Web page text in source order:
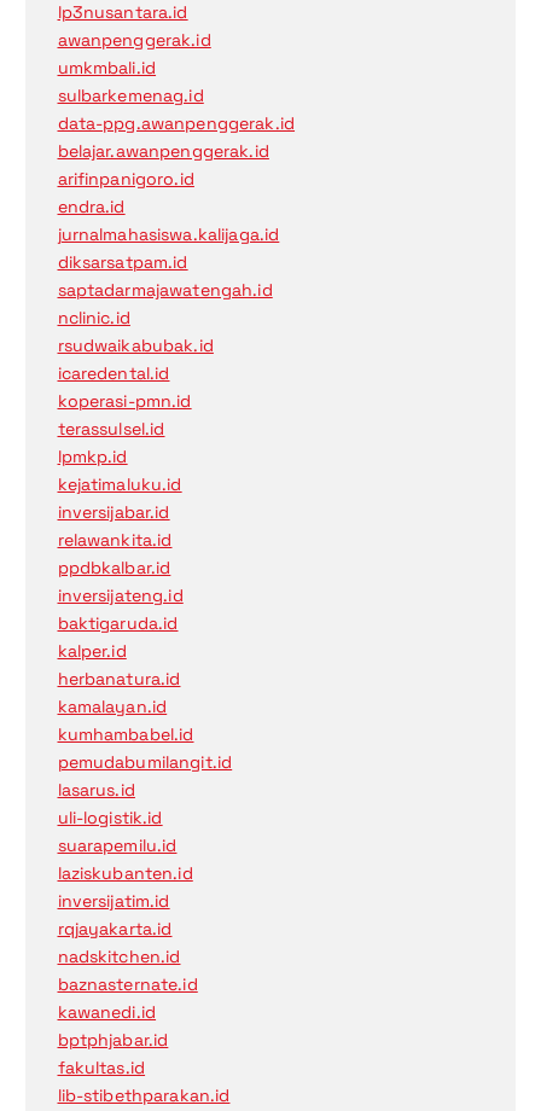
lp3nusantara.id
awanpenggerak.id
umkmbali.id
sulbarkemenag.id
data-ppg.awanpenggerak.id
belajar.awanpenggerak.id
arifinpanigoro.id
endra.id
jurnalmahasiswa.kalijaga.id
diksarsatpam.id
saptadarmajawatengah.id
nclinic.id
rsudwaikabubak.id
icaredental.id
koperasi-pmn.id
terassulsel.id
lpmkp.id
kejatimaluku.id
inversijabar.id
relawankita.id
ppdbkalbar.id
inversijateng.id
baktigaruda.id
kalper.id
herbanatura.id
kamalayan.id
kumhambabel.id
pemudabumilangit.id
lasarus.id
uli-logistik.id
suarapemilu.id
laziskubanten.id
inversijatim.id
rqjayakarta.id
nadskitchen.id
baznasternate.id
kawanedi.id
bptphjabar.id
fakultas.id
lib-stibethparakan.id